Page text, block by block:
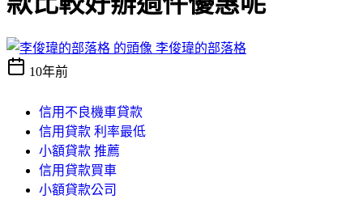
李俊瑋的部落格
10年前
信用不良機車貸款
信用貸款 利率最低
小額貸款 推薦
信用貸款買車
小額貸款公司